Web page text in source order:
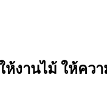
งานไม้ ให้คว